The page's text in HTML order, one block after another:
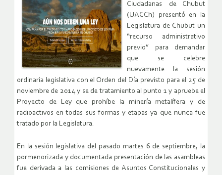
Ciudadanas de Chubut
(UACCh) presentó en la
Legislatura de Chubut un
“recurso administrativo
previo” para demandar
que se celebre
nuevamente la sesión
ordinaria legislativa con el Orden del Día previsto para el 25 de
noviembre de 2014 y se de tratamiento al punto 1 y apruebe el
Proyecto de Ley que prohíbe la minería metalífera y de
radioactivos en todas sus formas y etapas ya que nunca fue
tratado por la Legislatura.
En la sesión legislativa del pasado martes 6 de septiembre, la
pormenorizada y documentada presentación de las asambleas
fue derivada a las comisiones de Asuntos Constitucionales y